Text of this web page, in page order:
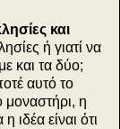
και
ή γιατί να
και τα δύο;
αυτό το
μοναστήρι, η
ιδέα είναι ότι